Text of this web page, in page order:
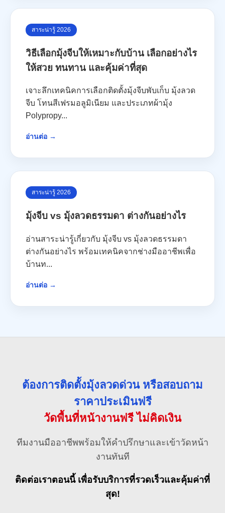
สาระน่ารู้ 2026
วิธีเลือกมุ้งจีบให้เหมาะกับบ้าน เลือกอย่างไร
ให้สวย ทนทาน และคุ้มค่าที่สุด
เจาะลึกเทคนิคการเลือกติดตั้งมุ้งจีบพับเก็บ มุ้งลวด
จีบ โทนสีเฟรมอลูมิเนียม และประเภทผ้ามุ้ง
Polypropy...
อ่านต่อ →
สาระน่ารู้ 2026
มุ้งจีบ vs มุ้งลวดธรรมดา ต่างกันอย่างไร
อ่านสาระน่ารู้เกี่ยวกับ มุ้งจีบ vs มุ้งลวดธรรมดา
ต่างกันอย่างไร พร้อมเทคนิคจากช่างมืออาชีพเพื่อ
บ้านท...
อ่านต่อ →
ต้องการติดตั้งมุ้งลวดด่วน หรือสอบถาม
ราคาประเมินฟรี
วัดพื้นที่หน้างานฟรี ไม่คิดเงิน
ทีมงานมืออาชีพพร้อมให้คำปรึกษาและเข้าวัดหน้า
งานทันที
ติดต่อเราตอนนี้ เพื่อรับบริการที่รวดเร็วและคุ้มค่าที่
สุด!